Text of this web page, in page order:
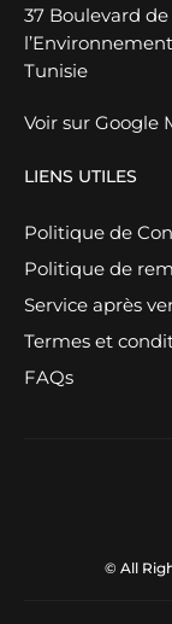
37 Boulevard de
Tunisie
Voir sur Google
LIENS UTILES
Politique de
Politique de
Service après
Termes et
FAQs
© All